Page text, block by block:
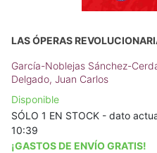
LAS ÓPERAS
García-Noblejas Sánchez-
Delgado, Juan Carlos
Disponible
SÓLO 1 EN STOCK - dato
10:39
¡GASTOS DE ENVÍO GRATIS!